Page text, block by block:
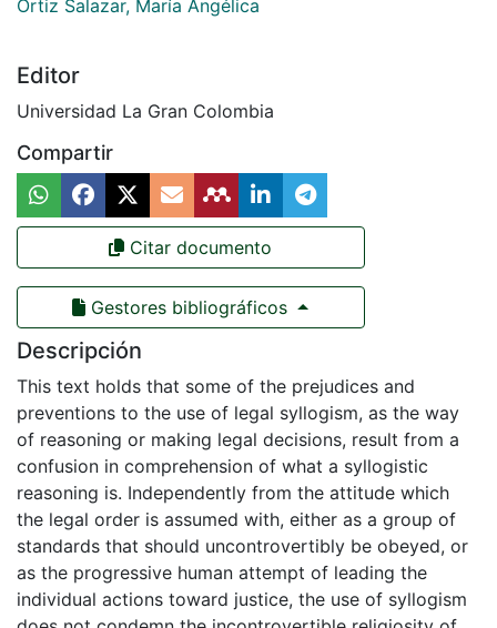
Ortiz Salazar, María Angélica
Editor
Universidad La Gran Colombia
Compartir
Citar documento
Gestores bibliográficos
Descripción
This text holds that some of the prejudices and
preventions to the use of legal syllogism, as the way
of reasoning or making legal decisions, result from a
confusion in comprehension of what a syllogistic
reasoning is. Independently from the attitude which
the legal order is assumed with, either as a group of
standards that should uncontrovertibly be obeyed, or
as the progressive human attempt of leading the
individual actions toward justice, the use of syllogism